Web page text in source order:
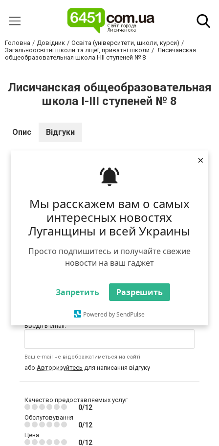
Мы расскажем вам о самых
интересных новостях
Луганщины и всей Украины
Просто подпишитесь и получайте свежие
новости на ваш гаджет
Запретить Разрешить
Powered by SendPulse
×
Головна Довідник
Освіта (університети, школи, курси)
Загальноосвітні школи та ліцеї, приватні школи
Лисичанская
общеобразовательная школа I-III ступеней № 8
Лисичанская общеобразовательная
школа I-III ступеней № 8
Опис Відгуки
користувачам нашого сайту з обов'язковою
аргументацією залишеного відгука. Це допоможе
багатьом прийняти правильне рішення.
Коментарі призначені для спілкування та
обговорення, а також для роз'яснення питань, що
Не дозволяється:використання ненормативної
лексики, погроз або образ; безпосереднє
порівняння з іншими конкуруючими компаніями;
компанії і / або її послуги; розміщення посилань на
сторонні інтернет-ресурси; реклама та
самореклама.
Введіть email:
Ваш e-mail не відображатиметься на сайті
або Авторизуйтесь для написання відгуку
Качество предоставляемых услуг
0/12
Обслуговування
0/12
Цена
0/12